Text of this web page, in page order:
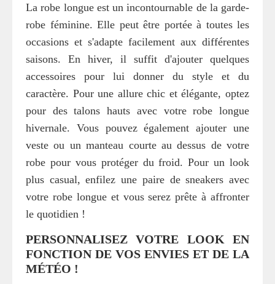
La robe longue est un incontournable de la garde-
robe féminine. Elle peut être portée à toutes les
occasions et s'adapte facilement aux différentes
saisons. En hiver, il suffit d'ajouter quelques
accessoires pour lui donner du style et du
caractère. Pour une allure chic et élégante, optez
pour des talons hauts avec votre robe longue
hivernale. Vous pouvez également ajouter une
veste ou un manteau courte au dessus de votre
robe pour vous protéger du froid. Pour un look
plus casual, enfilez une paire de sneakers avec
votre robe longue et vous serez prête à affronter
le quotidien !
PERSONNALISEZ VOTRE LOOK EN
FONCTION DE VOS ENVIES ET DE LA
MÉTÉO !